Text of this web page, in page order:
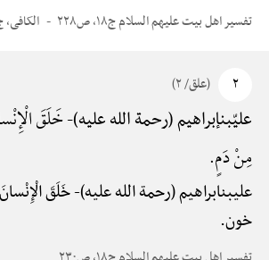
تفسیر اهل بیت علیهم السلام ج۱۸، ص۲۲۸ الکافی، ج۸، ص۱۴۸/
۲ (علق/ ۲)
علیّ‎بن‎إبراهیم (رحمة الله علیه)-
خَلَقَ
مِنْ دَمٍ.
علی‎بن‎ابراهیم (رحمة الله علیه)-
خَلَقَ
خون.